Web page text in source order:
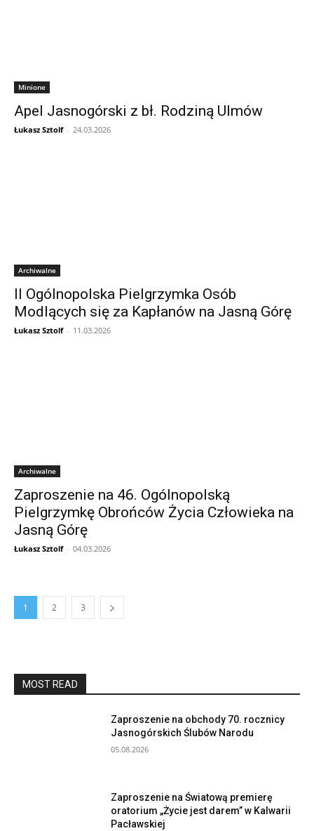
Minione
Apel Jasnogórski z bł. Rodziną Ulmów
Łukasz Sztolf - 24.03.2026
Archiwalne
II Ogólnopolska Pielgrzymka Osób
Modlących się za Kapłanów na Jasną Górę
Łukasz Sztolf - 11.03.2026
Archiwalne
Zaproszenie na 46. Ogólnopolską
Pielgrzymkę Obrońców Życia Człowieka na
Jasną Górę
Łukasz Sztolf - 04.03.2026
1 2 3
MOST READ
Zaproszenie na obchody 70. rocznicy
Jasnogórskich Ślubów Narodu
05.08.2026
Zaproszenie na Światową premierę
oratorium „Życie jest darem” w Kalwarii
Pacławskiej